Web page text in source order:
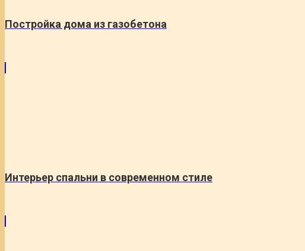
Постройка дома из газобетона
Интерьер спальни в современном стиле